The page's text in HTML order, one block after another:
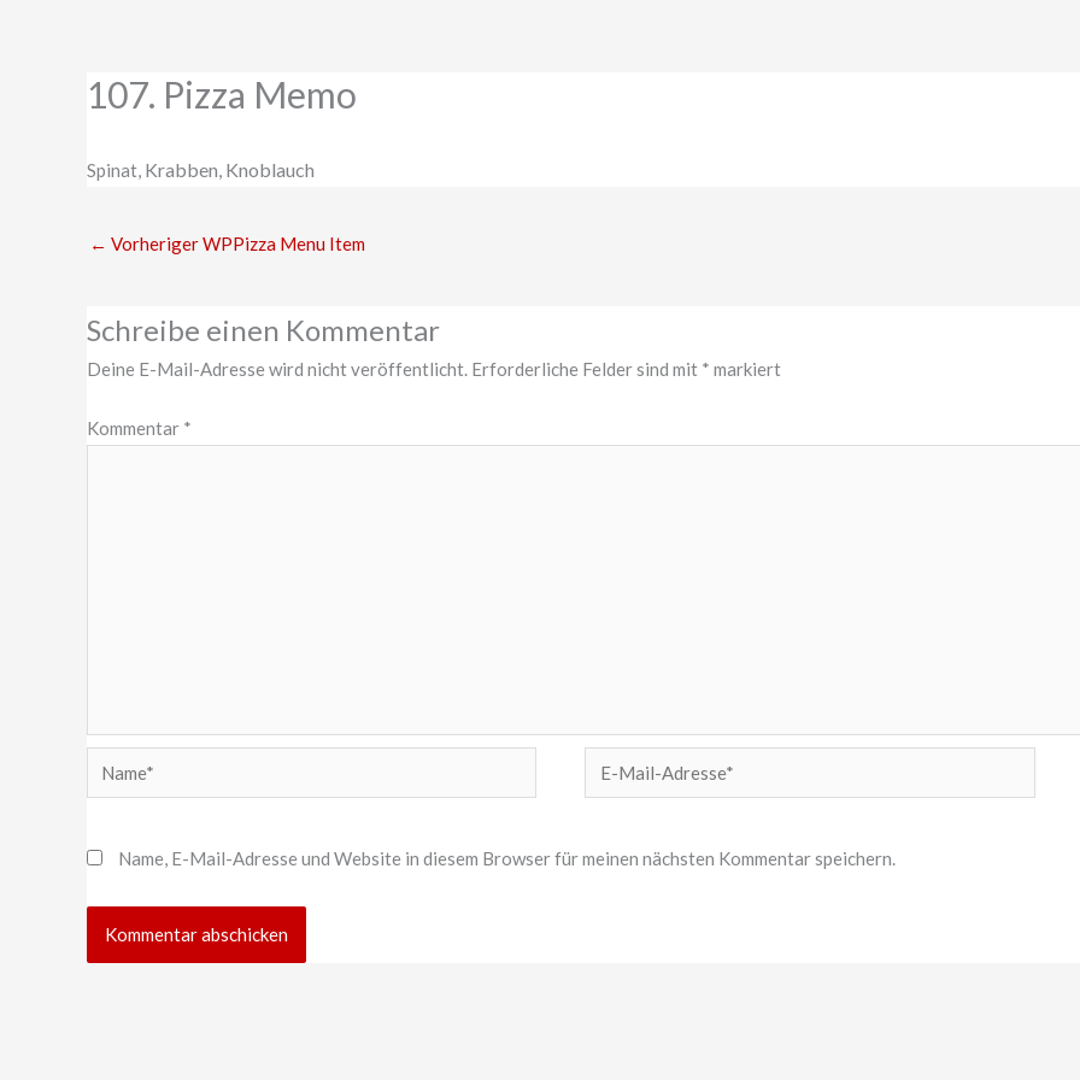
107. Pizza Memo
Spinat, Krabben, Knoblauch
← Vorheriger WPPizza Menu Item
Schreibe einen Kommentar
Deine E-Mail-Adresse wird nicht veröffentlicht. Erforderliche Felder sind mit * markiert
Kommentar *
Name*
E-
Mail-
Name, E-Mail-Adresse und Website in diesem Browser für meinen nächsten Kommentar speichern.